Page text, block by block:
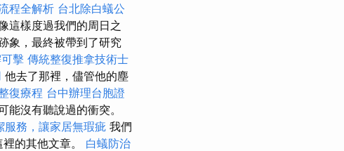
程全解析 台北除白蟻公
這樣度過我們的周日之
象，最終被帶到了研究
擊 傳統整復推拿技術士
他去了那裡，儘管他的塵
復療程 台中辦理台胞證
沒有聽說過的衝突。
服務，讓家居無瑕疵 我們
的其他文章。 白蟻防治